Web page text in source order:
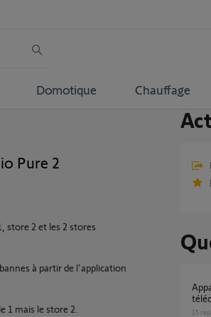
Domotique Chauffage
Pure 2
store 2 et les 2 stores
à partir de l'application
1 mais le store 2.
Appairer un emeteur Situo 1 IO Pure avec une
15